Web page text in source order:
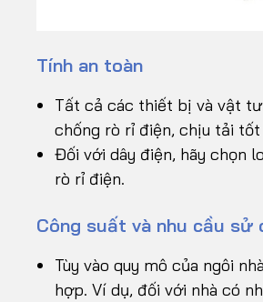
Tính an toàn
Tất cả các thiết bị và vật
chống rò rỉ điện, chịu tải
Đối với dây điện, hãy chọn
rò rỉ điện.
Công suất và nhu cầu sử
Tùy vào quy mô của ngôi
hợp. Ví dụ, đối với nhà có